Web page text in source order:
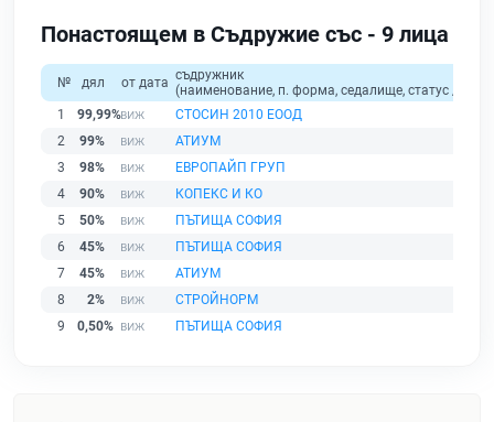
Понастоящем в Съдружие със - 9 лица
№ дял от дата съдружник
(наименование, п. форма, седалище, статус /
1
99,99%
СТОСИН 2010 ЕООД
2
99%
АТИУМ
3
98%
ЕВРОПАЙП ГРУП
4
90%
КОПЕКС И КО
5
50%
ПЪТИЩА СОФИЯ
6
45%
ПЪТИЩА СОФИЯ
7
45%
АТИУМ
8
2%
СТРОЙНОРМ
9
0,50% ПЪТИЩА СОФИЯ